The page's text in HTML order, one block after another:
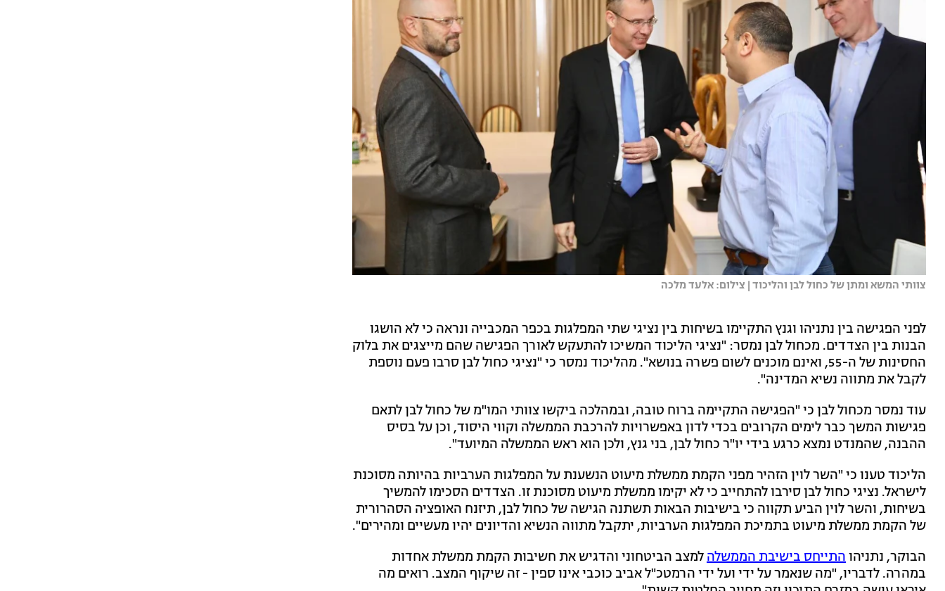
צוותי המשא ומתן של כחול לבן והליכוד | צילום: אלעד מלכה
לפני הפגישה בין נתניהו וגנץ התקיימו בשיחות בין נציגי שתי המפלגות בכפר המכבייה ונראה כי לא הושגו
הבנות בין הצדדים. מכחול לבן נמסר: "נציגי הליכוד המשיכו להתעקש לאורך הפגישה שהם מייצגים את בלוק
החסינות של ה-55, ואינם מוכנים לשום פשרה בנושא". מהליכוד נמסר כי "נציגי כחול לבן סרבו פעם נוספת
לקבל את מתווה נשיא המדינה".
עוד נמסר מכחול לבן כי "הפגישה התקיימה ברוח טובה, ובמהלכה ביקשו צוותי המו"מ של כחול לבן לתאם
פגישות המשך כבר לימים הקרובים בכדי לדון באפשרויות להרכבת הממשלה וקווי היסוד, וכן על בסיס
ההבנה, שהמנדט נמצא כרגע בידי יו"ר כחול לבן, בני גנץ, ולכן הוא ראש הממשלה המיועד".
הליכוד טענו כי "השר לוין הזהיר מפני הקמת ממשלת מיעוט הנשענת על המפלגות הערביות בהיותה מסוכנת
לישראל. נציגי כחול לבן סירבו להתחייב כי לא יקימו ממשלת מיעוט מסוכנת זו. הצדדים הסכימו להמשיך
בשיחות, והשר לוין הביע תקווה כי בישיבות הבאות תשתנה הגישה של כחול לבן, תיזנח האופציה הסהרורית
של הקמת ממשלת מיעוט בתמיכת המפלגות הערביות, יתקבל מתווה הנשיא והדיונים יהיו מעשיים ומהירים".
הבוקר, נתניהוהתייחס בישיבת הממשלה‏למצב הביטחוני והדגיש את חשיבות הקמת ממשלת אחדות
במהרה. לדבריו, "מה שנאמר על ידי ועל ידי הרמטכ"ל אביב כוכבי אינו ספין - זה שיקוף המצב. רואים מה